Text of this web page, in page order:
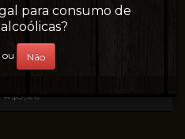
R$0,00
para consumo de
ou Não